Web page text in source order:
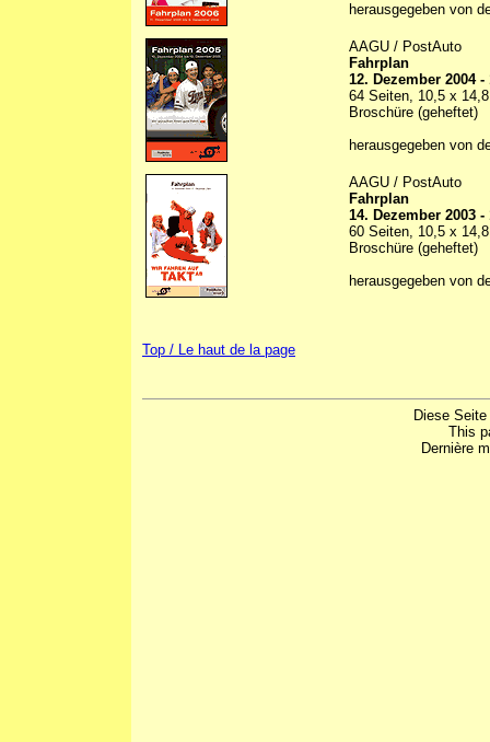
herausgegeben von
AAGU / PostAuto
Fahrplan
12. Dezember 2004
64 Seiten, 10,5 x
Broschüre (geheftet)
herausgegeben von
AAGU / PostAuto
Fahrplan
14. Dezember 2003 -
60 Seiten, 10,5 x
Broschüre (geheftet)
herausgegeben von
Top / Le haut de la page
Diese
This
Dernière